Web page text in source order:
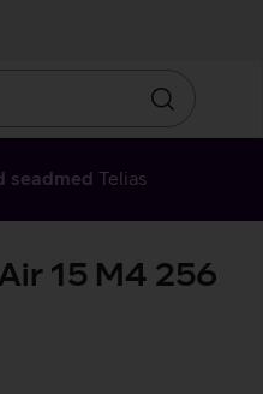
Otsin
seadmed Telias
15 M4 256